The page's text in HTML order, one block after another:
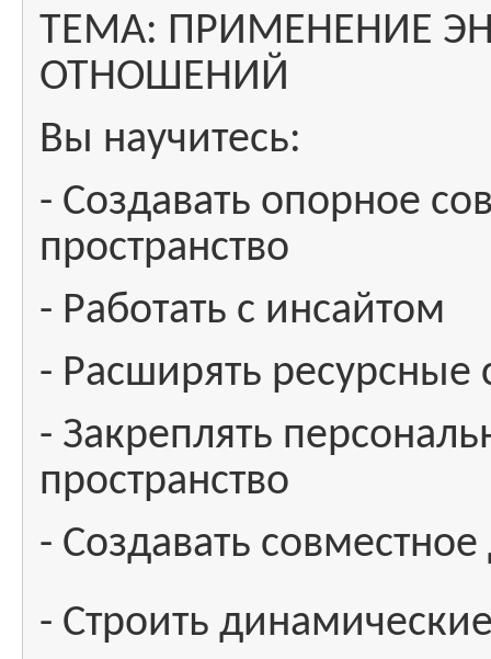
ТЕМА: ПРИМЕНЕНИЕ
ОТНОШЕНИЙ
Вы научитесь:
- Создавать опорное
пространство
- Работать с инсайтом
- Расширять ресурсные
- Закреплять
пространство
- Создавать
- Строить